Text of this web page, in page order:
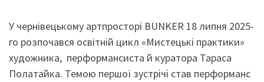
У чернівецькому артпросторі BUNKER 18 липня 2025-
го розпочався освітній цикл «Мистецькі практики»
художника, перформансиста й куратора Тараса
Полатайка. Темою першої зустрічі став перформанс